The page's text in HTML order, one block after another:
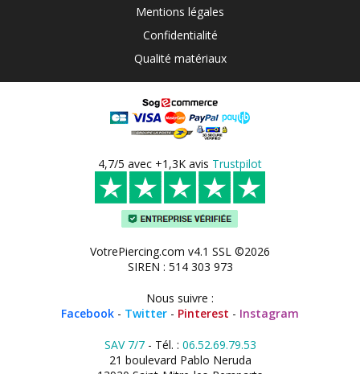
Mentions légales
Confidentialité
Qualité matériaux
4,7/5 avec +1,3K avis Trustpilot
VotrePiercing.com v4.1 SSL ©2026
SIREN : 514 303 973
Nous suivre :
Facebook - Twitter - Pinterest - Instagram
SAV 7/7- Tél. : 06.52.69.79.53
21 boulevard Pablo Neruda